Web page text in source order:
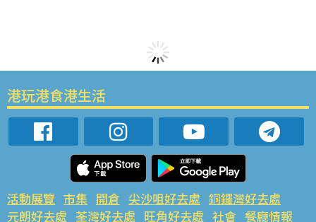
港玩港食港生活
活動展覽 市集 開倉 尖沙咀好去處 銅鑼灣好去處
元朗好去處 荃灣好去處 旺角好去處 社會 餐廳情報